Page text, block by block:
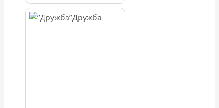
Дружба